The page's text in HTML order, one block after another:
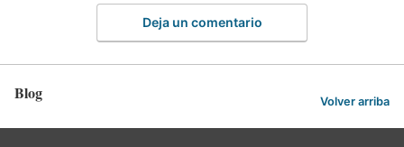
Deja un comentario
Blog Volver arriba